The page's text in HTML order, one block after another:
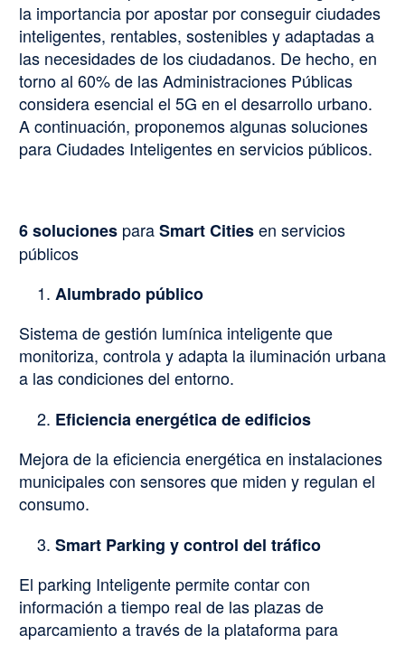
la importancia por apostar por conseguir ciudades
inteligentes, rentables, sostenibles y adaptadas a
las necesidades de los ciudadanos. De hecho, en
torno al 60% de las Administraciones Públicas
considera esencial el 5G en el desarrollo urbano.
A continuación, proponemos algunas soluciones
para Ciudades Inteligentes en servicios públicos.
6 soluciones paraSmart Citiesen servicios
públicos
Alumbrado público
Sistema de gestión lumínica inteligente que
monitoriza, controla y adapta la iluminación urbana
a las condiciones del entorno.
Eficiencia energética de edificios
Mejora de la eficiencia energética en instalaciones
municipales con sensores que miden y regulan el
consumo.
Smart Parking y control del tráfico
El parking Inteligente permite contar con
información a tiempo real de las plazas de
aparcamiento a través de la plataforma para